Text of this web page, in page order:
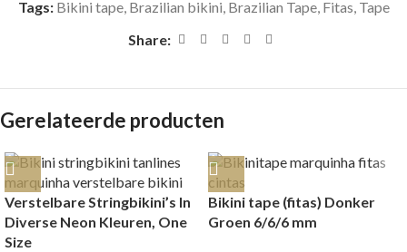
Tags: Bikini tape, Brazilian bikini, Brazilian Tape, Fitas, Tape
Share:
Gerelateerde producten
Verstelbare Stringbikini’s In
Diverse Neon Kleuren, One
Size
Bikini tape (fitas) Donker
Groen 6/6/6 mm